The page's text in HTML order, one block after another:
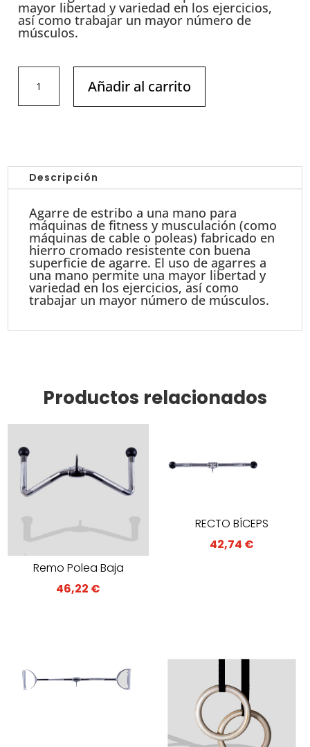
mayor libertad y variedad en los ejercicios,
así como trabajar un mayor número de
músculos.
una
Añadir al carrito
Descripción
Agarre de estribo a una mano para
máquinas de fitness y musculación (como
máquinas de cable o poleas) fabricado en
hierro cromado resistente con buena
superficie de agarre. El uso de agarres a
una mano permite una mayor libertad y
variedad en los ejercicios, así como
trabajar un mayor número de músculos.
Productos relacionados
Remo Polea Baja
46,22 €
RECTO BÍCEPS
42,74 €